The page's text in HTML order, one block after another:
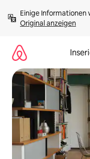
Inhalten
springenOriginal anzeigen